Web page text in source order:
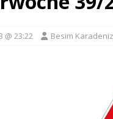
5. August 2026 ] Besim
@ 23:22 Besim Karadeniz